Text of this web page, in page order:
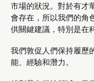
市場的狀況。對於有才
會存在，所以我們的角
供關鍵建議，特別是在
我們敦促人們保持履歷
能、經驗和潛力。